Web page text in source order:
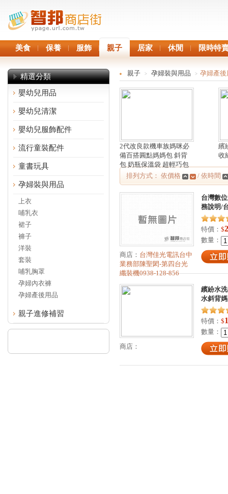
美食 保養 服飾 親子 居家 休閒 限時特
精選分類
嬰幼兒用品
嬰幼兒清潔
嬰幼兒服飾配件
流行童裝配件
童書玩具
孕婦裝與用品
上衣
哺乳衣
裙子
褲子
洋裝
套裝
哺乳胸罩
孕婦內衣褲
孕婦產後用品
親子進修補習
親子 > 孕婦裝與用品 > 孕婦產後
2代改良款機車族媽咪必
備百搭圓點媽媽包 斜背
包 奶瓶保溫袋 超輕巧包
繽
收
排列方式： 依價格 / 依時間
商店： 台灣佳光電訊台中
業務部陳聖閎-第四台光
纖裝機0938-128-856
台灣數
務說明/
特價： $
數量：
商店：
繽紛水
水斜背
特價： $
數量：